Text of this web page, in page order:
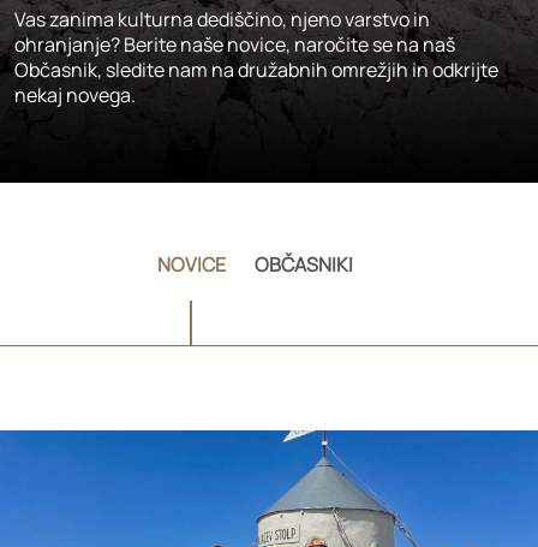
Vas zanima kulturna dediščino, njeno varstvo in
ohranjanje? Berite naše novice, naročite se na naš
Občasnik, sledite nam na družabnih omrežjih in odkrijte
nekaj novega.
NOVICE OBČASNIKI